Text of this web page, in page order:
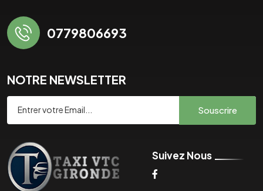
0779806693
NOTRE NEWSLETTER
Souscrire
Suivez Nous